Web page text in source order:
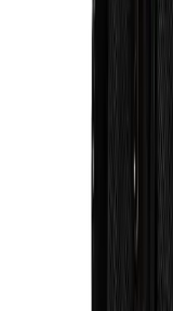
Palette saç
kapsamlı bilgi
Palette saç boyası
uygun fiyatlı alışveriş
Daha fazla bilgi edinin